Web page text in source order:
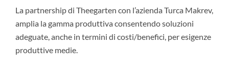
La partnership di Theegarten con l’azienda Turca Makrev,
amplia la gamma produttiva consentendo soluzioni
adeguate, anche in termini di costi/benefici, per esigenze
produttive medie.